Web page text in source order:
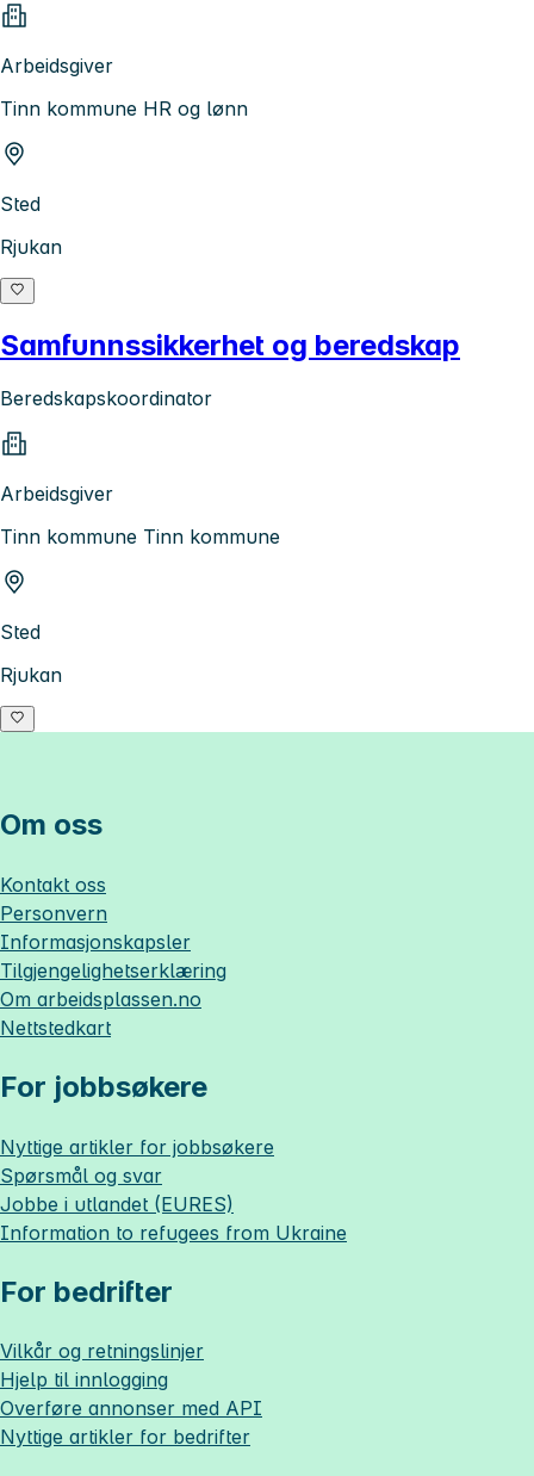
Arbeidsgiver
Tinn kommune HR og lønn
Sted
Rjukan
Samfunnssikkerhet og beredskap
Beredskapskoordinator
Arbeidsgiver
Tinn kommune Tinn kommune
Sted
Rjukan
Om oss
Kontakt oss
Personvern
Informasjonskapsler
Tilgjengelighetserklæring
Om arbeidsplassen.no
Nettstedkart
For jobbsøkere
Nyttige artikler for jobbsøkere
Spørsmål og svar
Jobbe i utlandet (EURES)
Information to refugees from Ukraine
For bedrifter
Vilkår og retningslinjer
Hjelp til innlogging
Overføre annonser med API
Nyttige artikler for bedrifter